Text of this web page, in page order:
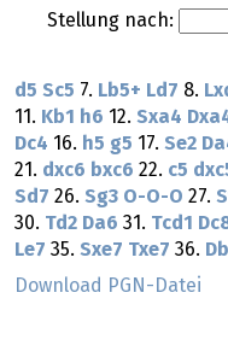
Stellung nach:
d5 Sc5 7. Lb5+ Ld7 8.
11. Kb1 h6 12. Sxa4
Dc4 16. h5 g5 17. Se2
21. dxc6 bxc6 22. c5
Sd7 26. Sg3 O-O-O 27.
30. Td2 Da6 31. Tcd1
Le7 35. Sxe7 Txe7 36.
Download PGN-Datei